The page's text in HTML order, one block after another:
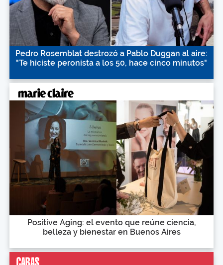
Pedro Rosemblat destrozó a Pablo Duggan al aire:
"Te hiciste peronista a los 50, hace cinco minutos"
Positive Aging: el evento que reúne ciencia,
belleza y bienestar en Buenos Aires